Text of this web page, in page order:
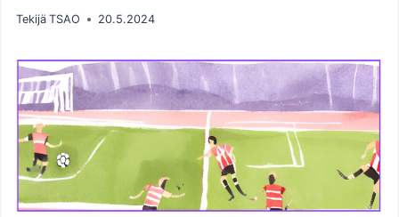
Tekijä TSAO 20.5.2024